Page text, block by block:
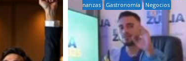
nanzas
Gastronomía Negocios